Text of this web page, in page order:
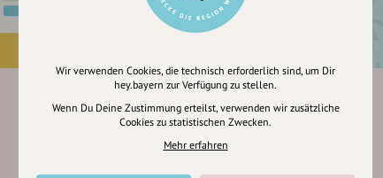
Wir verwenden Cookies, die technisch erforderlich sind, um Dir
hey.bayern zur Verfügung zu stellen.
Wenn Du Deine Zustimmung erteilst, verwenden wir zusätzliche
Cookies zu statistischen Zwecken.
Mehr erfahren